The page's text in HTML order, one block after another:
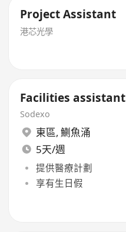
Project Assistant
港芯光學
Facilities assistant
Sodexo
東區, 鰂魚涌
5天/週
提供醫療計劃
享有生日假